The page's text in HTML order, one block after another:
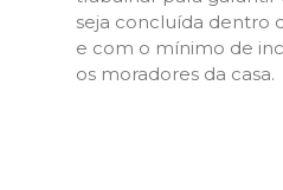
seja concluída dentro
e com o mínimo de
os moradores da casa.